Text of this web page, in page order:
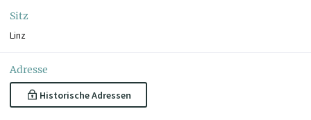
Sitz
Linz
Adresse
Historische Adressen